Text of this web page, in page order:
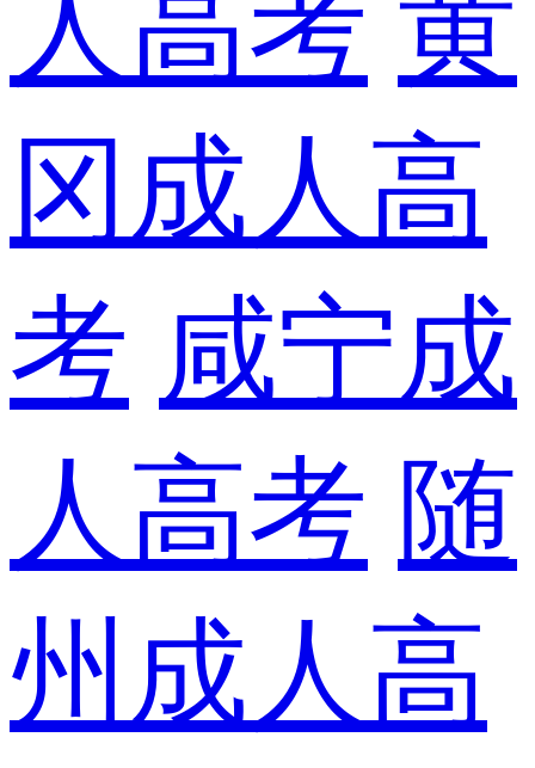
人高考 黄
冈成人高
考 咸宁成
人高考 随
州成人高